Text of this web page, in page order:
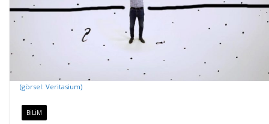
(görsel: Veritasium)
BILIM